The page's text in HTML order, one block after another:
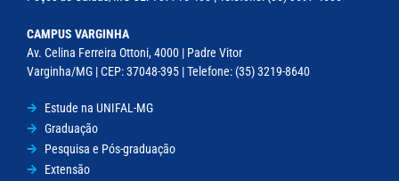
CAMPUS VARGINHA
Av. Celina Ferreira Ottoni, 4000 | Padre Vitor
Varginha/MG | CEP: 37048-395 | Telefone: (35) 3219-8640
Estude na UNIFAL-MG
Graduação
Pesquisa e Pós-graduação
Extensão